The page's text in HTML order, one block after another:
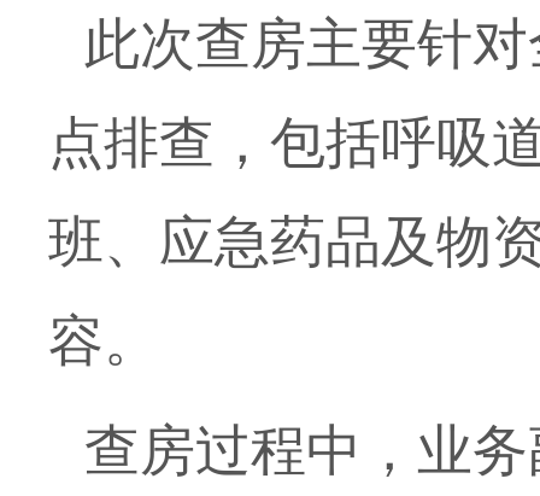
此次查房主要针
点排查，包括呼吸
班、应急药品及物
容。
查房过程中，业